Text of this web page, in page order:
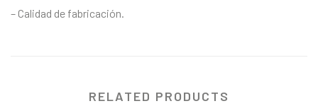
– Calidad de fabricación.
RELATED PRODUCTS